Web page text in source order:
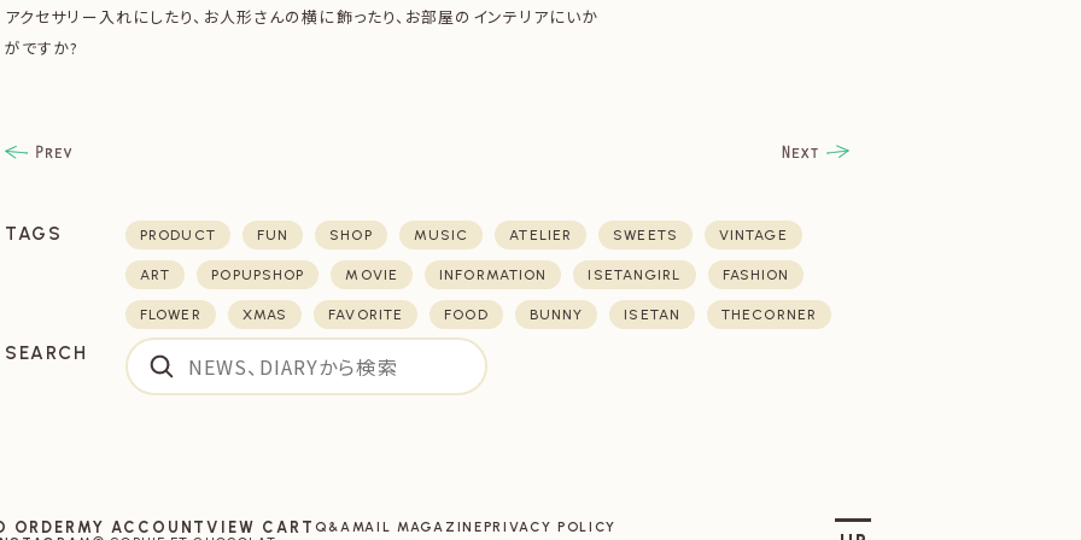
アクセサリー入れにしたり、お人形さんの横に飾ったり、お部屋のインテリアにいか
がですか?
TAGS PRODUCT FUN SHOP MUSIC ATELIER SWEETS VINTAGE
ART POPUPSHOP MOVIE INFORMATION ISETANGIRL FASHION
FLOWER XMAS FAVORITE FOOD BUNNY ISETAN THECORNER
SEARCH
ORDER MY ACCOUNTVIEW CART Q&AMAIL MAGAZINEPRIVACY POLICY